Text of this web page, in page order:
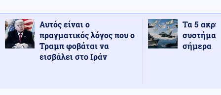
Αυτός είναι ο
πραγματικός λόγος που ο
Τραμπ φοβάται να
εισβάλει στο Ιράν
Τα 5
σήμερα